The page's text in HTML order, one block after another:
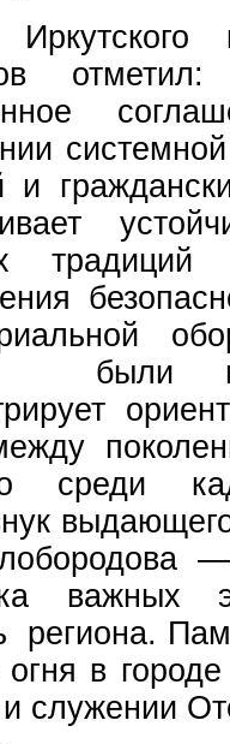
и
были
среди
важных
региона.
огня в
служении